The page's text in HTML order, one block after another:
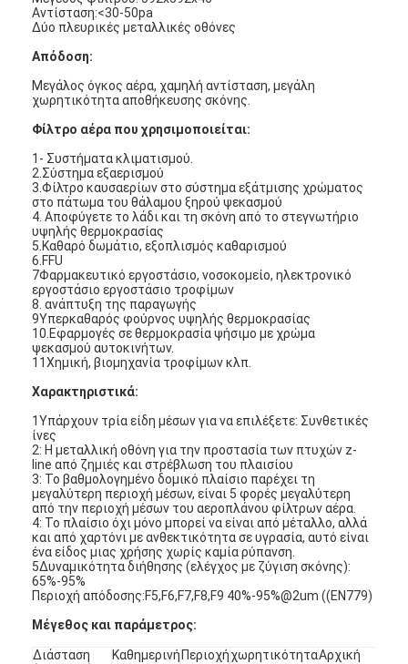
Σπίτι
Προϊόντα
Αντίσταση:<30-50pa
Δύο πλευρικές μεταλλικές οθόνες
Απόδοση:
Μεγάλος όγκος αέρα, χαμηλή αντίσταση, μεγάλη
χωρητικότητα αποθήκευσης σκόνης.
Φίλτρο αέρα που χρησιμοποιείται:
1- Συστήματα κλιματισμού.
2.Σύστημα εξαερισμού
3.Φίλτρο καυσαερίων στο σύστημα εξάτμισης χρώματος
στο πάτωμα του θάλαμου ξηρού ψεκασμού
4. Αποφύγετε το λάδι και τη σκόνη από το στεγνωτήριο
υψηλής θερμοκρασίας
5.Καθαρό δωμάτιο, εξοπλισμός καθαρισμού
6.FFU
7Φαρμακευτικό εργοστάσιο, νοσοκομείο, ηλεκτρονικό
εργοστάσιο εργοστάσιο τροφίμων
8. ανάπτυξη της παραγωγής
9Υπερκαθαρός φούρνος υψηλής θερμοκρασίας
10.Εφαρμογές σε θερμοκρασία ψήσιμο με χρώμα
ψεκασμού αυτοκινήτων.
11Χημική, βιομηχανία τροφίμων κλπ.
Χαρακτηριστικά:
1Υπάρχουν τρία είδη μέσων για να επιλέξετε: Συνθετικές
ίνες
2: Η μεταλλική οθόνη για την προστασία των πτυχών z-
line από ζημιές και στρέβλωση του πλαισίου
3: Το βαθμολογημένο δομικό πλαίσιο παρέχει τη
μεγαλύτερη περιοχή μέσων, είναι 5 φορές μεγαλύτερη
από την περιοχή μέσων του αεροπλάνου φίλτρων αέρα.
4: Το πλαίσιο όχι μόνο μπορεί να είναι από μέταλλο, αλλά
και από χαρτόνι με ανθεκτικότητα σε υγρασία, αυτό είναι
ένα είδος μιας χρήσης χωρίς καμία ρύπανση.
5Δυναμικότητα διήθησης (ελέγχος με ζύγιση σκόνης):
65%-95%
Περιοχή απόδοσης:F5,F6,F7,F8,F9 40%-95%@2um ((EN779)
Μέγεθος και παράμετρος:
Διάσταση
Καθημερινή ΠεριοχήχωρητικότηταΑρχική